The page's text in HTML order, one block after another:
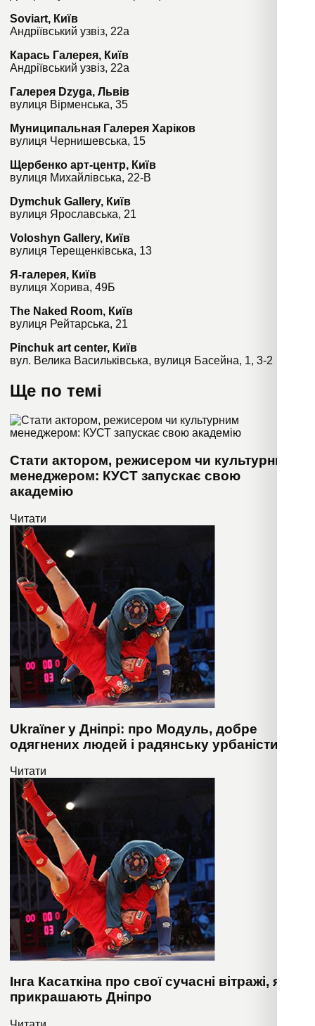
Soviart, Київ
Андріївський узвіз, 22а
Карась Галерея, Київ
Андріївський узвіз, 22а
Галерея Dzyga, Львів
вулиця Вірменська, 35
Муниципальная Галерея Харіков
вулиця Чернишевська, 15
Щербенко арт-центр, Київ
вулиця Михайлівська, 22-В
Dymchuk Gallery, Київ
вулиця Ярославська, 21
Voloshyn Gallery, Київ
вулиця Терещенківська, 13
Я-галерея, Київ
вулиця Хорива, 49Б
The Naked Room, Київ
вулиця Рейтарська, 21
Pinchuk art center, Київ
вул. Велика Васильківська, вулиця Басейна, 1, 3-2
Ще по темі
Стати актором, режисером чи культурним
менеджером: КУСТ запускає свою
академію
Читати
Ukraïner у Дніпрі: про Модуль, добре
одягнених людей і радянську урбаністику
Читати
Інга Касаткіна про свої сучасні вітражі, які
прикрашають Дніпро